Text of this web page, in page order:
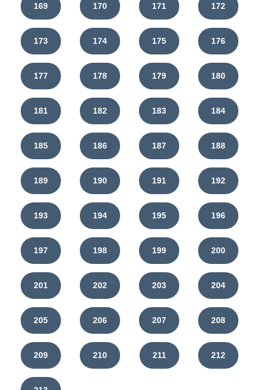
169 170 171 172
173 174 175 176
177 178 179 180
181 182 183 184
185 186 187 188
189 190 191 192
193 194 195 196
197 198 199 200
201 202 203 204
205 206 207 208
209 210 211 212